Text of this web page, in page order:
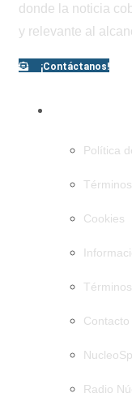
donde la noticia
y relevante al
¡Contáctanos!
Política
Cookies
Contacto
Radio